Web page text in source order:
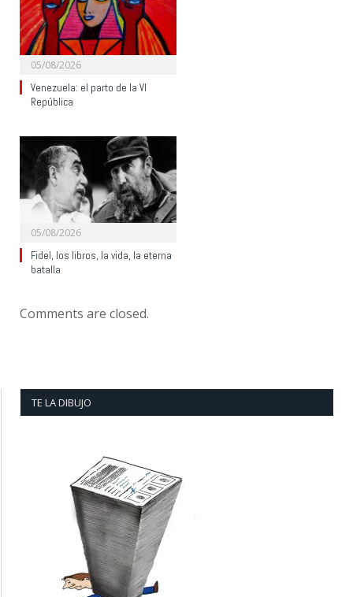
05/08/2026
Venezuela: el parto de la VI
República
05/08/2026
Fidel, los libros, la vida, la eterna
batalla
Comments are closed.
TE LA DIBUJO